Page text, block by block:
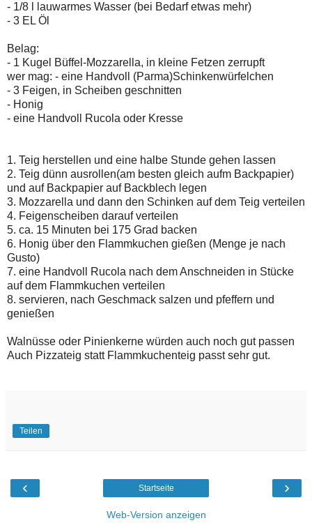
- 1/8 l lauwarmes Wasser (bei Bedarf etwas mehr)
- 3 EL Öl
Belag:
- 1 Kugel Büffel-Mozzarella, in kleine Fetzen zerrupft
wer mag: - eine Handvoll (Parma)Schinkenwürfelchen
- 3 Feigen, in Scheiben geschnitten
- Honig
- eine Handvoll Rucola oder Kresse
1. Teig herstellen und eine halbe Stunde gehen lassen
2. Teig dünn ausrollen(am besten gleich aufm Backpapier)
und auf Backpapier auf Backblech legen
3. Mozzarella und dann den Schinken auf dem Teig verteilen
4. Feigenscheiben darauf verteilen
5. ca. 15 Minuten bei 175 Grad backen
6. Honig über den Flammkuchen gießen (Menge je nach
Gusto)
7. eine Handvoll Rucola nach dem Anschneiden in Stücke
auf dem Flammkuchen verteilen
8. servieren, nach Geschmack salzen und pfeffern und
genießen
Walnüsse oder Pinienkerne würden auch noch gut passen
Auch Pizzateig statt Flammkuchenteig passt sehr gut.
Teilen
‹ ›
Startseite
Web-Version anzeigen